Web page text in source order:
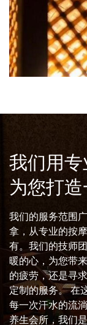
我们用
为您打
我们的服务范围
拿，从专业的按
有。我们的技师
暖的心，为您带
的疲劳，还是寻
定制的服务。 在
每一次汗水的流
养生会所，我们